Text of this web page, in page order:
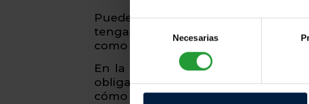
Selección
consentimiento
Necesarias
Puede que tengas una idea muy
tengas ni idea. Tanto si sabes lo
como si no sabes ni qué vas a hacer
En la primera parte hablaremos de
obligatoria en España y cuáles
cómo puedes acceder a becas que